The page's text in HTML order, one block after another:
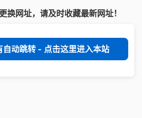
换网址，请及时收藏最新网址！
自动跳转 - 点击这里进入本站